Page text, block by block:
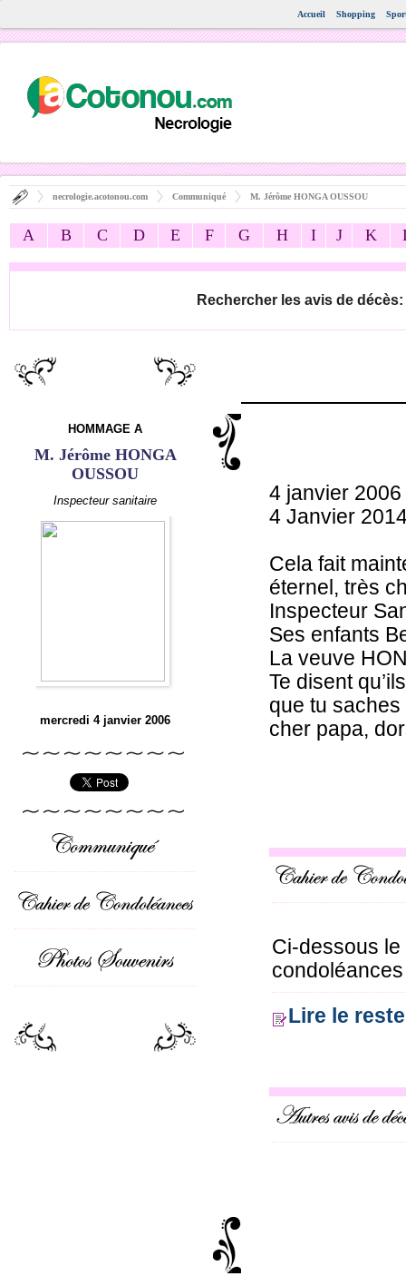
Accueil Shopping
necrologie.acotonou.com Communiqué M. Jérôme HONGA OUSSOU
A B C D E F G H I J K
Rechercher les avis de décès:
HOMMAGE A
M. Jérôme HONGA
OUSSOU
Inspecteur sanitaire
mercredi 4 janvier 2006
4 janvier 2006
4 Janvier
Cela fait
éternel, très
Inspecteur
Ses enfants
La veuve
Te disent
que tu
cher papa,
Ci-dessous
Lire le